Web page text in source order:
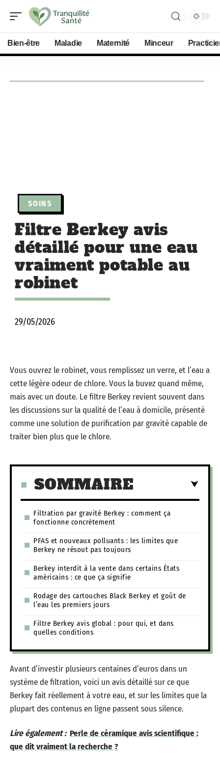
Bien-être Maladie Maternité Minceur
SOINS
Filtre Berkey avis
détaillé pour une eau
vraiment potable au
robinet
29/05/2026
Vous ouvrez le robinet, vous remplissez un verre, et l’eau a
cette légère odeur de chlore. Vous la buvez quand même,
mais avec un doute. Le filtre Berkey revient souvent dans
les discussions sur la qualité de l’eau à domicile, présenté
comme une solution de purification par gravité capable de
traiter bien plus que le chlore.
SOMMAIRE
Filtration par gravité Berkey : comment ça
fonctionne concrètement
PFAS et nouveaux polluants : les limites que
Berkey ne résout pas toujours
Berkey interdit à la vente dans certains États
américains : ce que ça signifie
Rodage des cartouches Black Berkey et goût de
l’eau les premiers jours
Filtre Berkey avis global : pour qui, et dans
quelles conditions
Avant d’investir plusieurs centaines d’euros dans un
système de filtration, voici un avis détaillé sur ce que
Berkey fait réellement à votre eau, et sur les limites que la
plupart des contenus en ligne passent sous silence.
Lire également : Perle de céramique avis scientifique :
que dit vraiment la recherche ?